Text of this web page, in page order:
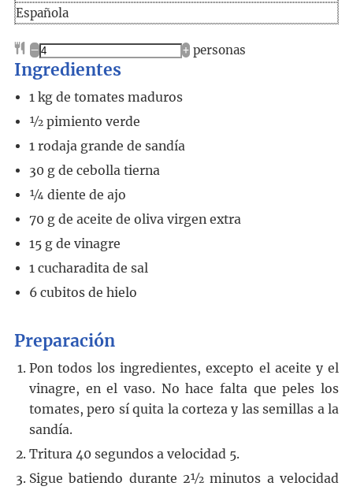
Española
– + personas
Ingredientes
1 kg de tomates maduros
½ pimiento verde
1 rodaja grande de sandía
30 g de cebolla tierna
¼ diente de ajo
70 g de aceite de oliva virgen extra
15 g de vinagre
1 cucharadita de sal
6 cubitos de hielo
Preparación
Pon todos los ingredientes, excepto el aceite y el
vinagre, en el vaso. No hace falta que peles los
tomates, pero sí quita la corteza y las semillas a la
sandía.
Tritura 40 segundos a velocidad 5.
Sigue batiendo durante 2½ minutos a velocidad